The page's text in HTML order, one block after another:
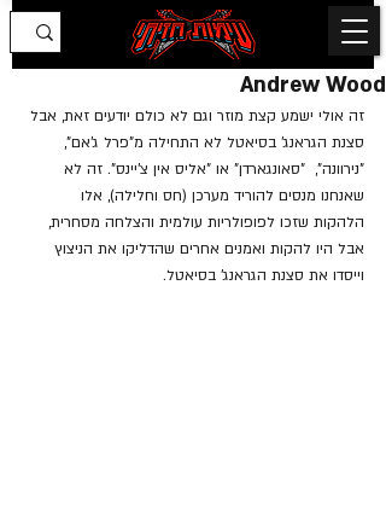
Andrew Wood
זה אולי ישמע קצת מוזר וגם לא כולם יודעים זאת, אבל
סצנת הגראנג' בסיאטל לא התחילה מ"פרל ג'אם",
"נירוונה",  "סאונגארדן" או "אליס אין צ'יינס". זה לא
שאנחנו מנסים להוריד מערכן (חס וחלילה), אלו
הלהקות שזכו לפופולריות עולמית והצלחה מסחרית,
אבל היו להקות ואמנים אחרים שהדליקו את הניצוץ
וייסדו את סצנת הגראנג' בסיאטל.